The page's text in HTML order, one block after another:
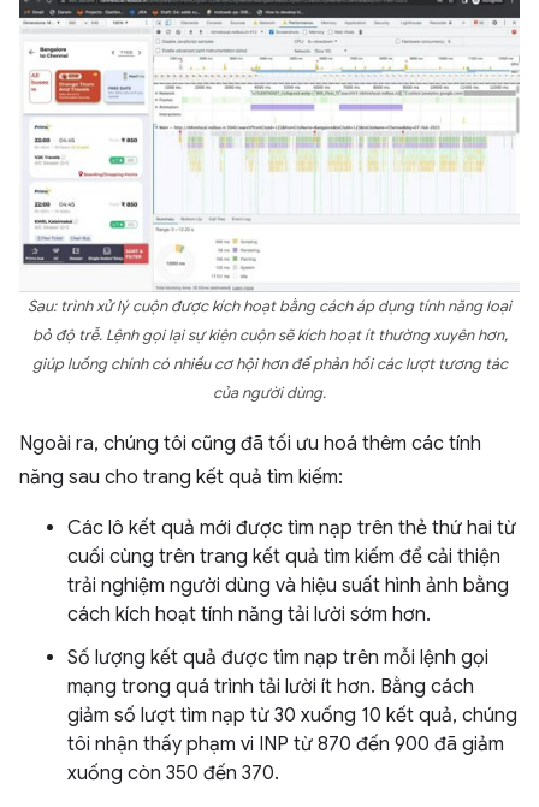
Sau: trình xử lý cuộn được kích hoạt bằng cách áp dụng tính năng loại
bỏ độ trễ. Lệnh gọi lại sự kiện cuộn sẽ kích hoạt ít thường xuyên hơn,
giúp luồng chính có nhiều cơ hội hơn để phản hồi các lượt tương tác
của người dùng.
Ngoài ra, chúng tôi cũng đã tối ưu hoá thêm các tính
năng sau cho trang kết quả tìm kiếm:
Các lô kết quả mới được tìm nạp trên thẻ thứ hai từ
cuối cùng trên trang kết quả tìm kiếm để cải thiện
trải nghiệm người dùng và hiệu suất hình ảnh bằng
cách kích hoạt tính năng tải lười sớm hơn.
Số lượng kết quả được tìm nạp trên mỗi lệnh gọi
mạng trong quá trình tải lười ít hơn. Bằng cách
giảm số lượt tìm nạp từ 30 xuống 10 kết quả, chúng
tôi nhận thấy phạm vi INP từ 870 đến 900 đã giảm
xuống còn 350 đến 370.